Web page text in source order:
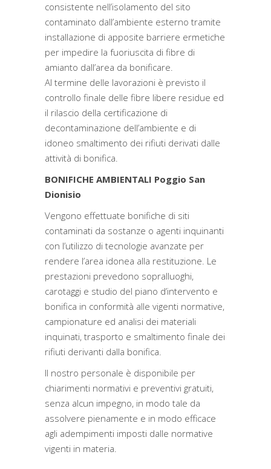
consistente nell’isolamento del sito
contaminato dall’ambiente esterno tramite
installazione di apposite barriere ermetiche
per impedire la fuoriuscita di fibre di
amianto dall’area da bonificare.
Al termine delle lavorazioni è previsto il
controllo finale delle fibre libere residue ed
il rilascio della certificazione di
decontaminazione dell’ambiente e di
idoneo smaltimento dei rifiuti derivati dalle
attività di bonifica.
BONIFICHE AMBIENTALI Poggio San
Dionisio
Vengono effettuate bonifiche di siti
contaminati da sostanze o agenti inquinanti
con l’utilizzo di tecnologie avanzate per
rendere l’area idonea alla restituzione. Le
prestazioni prevedono sopralluoghi,
carotaggi e studio del piano d’intervento e
bonifica in conformità alle vigenti normative,
campionature ed analisi dei materiali
inquinati, trasporto e smaltimento finale dei
rifiuti derivanti dalla bonifica.
Il nostro personale è disponibile per
chiarimenti normativi e preventivi gratuiti,
senza alcun impegno, in modo tale da
assolvere pienamente e in modo efficace
agli adempimenti imposti dalle normative
vigenti in materia.